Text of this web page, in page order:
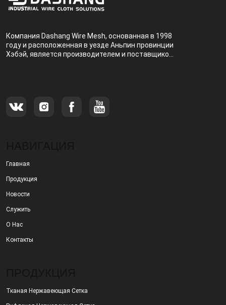
Компания Dashang Wire Mesh, основанная в 1998
году и расположенная в уезде Аньпин провинции
Хэбэй, является производителем и поставщиком,
Главная
Продукция
Новости
Служить
О Нас
Контакты
Тканая Нержавеющая Сетка